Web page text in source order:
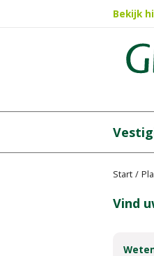
Start
Bekijk
Vind